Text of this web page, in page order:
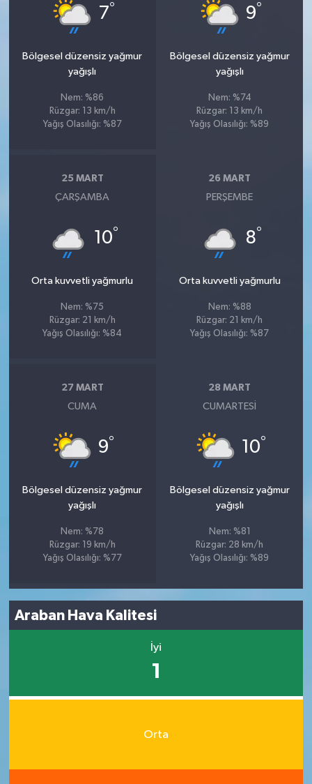
7°
Bölgesel düzensiz yağmur
yağışlı
Nem: %86
Rüzgar: 13 km/h
Yağış Olasılığı: %87
9°
Bölgesel düzensiz yağmur
yağışlı
Nem: %74
Rüzgar: 13 km/h
Yağış Olasılığı: %89
25 MART
ÇARŞAMBA
10°
Orta kuvvetli yağmurlu
Nem: %75
Rüzgar: 21 km/h
Yağış Olasılığı: %84
26 MART
PERŞEMBE
8°
Orta kuvvetli yağmurlu
Nem: %88
Rüzgar: 21 km/h
Yağış Olasılığı: %87
27 MART
CUMA
9°
Bölgesel düzensiz yağmur
yağışlı
Nem: %78
Rüzgar: 19 km/h
Yağış Olasılığı: %77
28 MART
CUMARTESI
10°
Bölgesel düzensiz yağmur
yağışlı
Nem: %81
Rüzgar: 28 km/h
Yağış Olasılığı: %89
Araban Hava Kalitesi
İyi
1
Orta